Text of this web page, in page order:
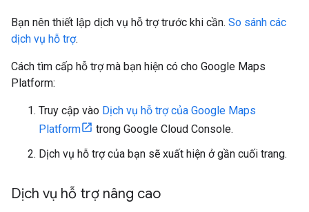
Bạn nên thiết lập dịch vụ hỗ trợ trước khi cần. So sánh các
dịch vụ hỗ trợ.
Cách tìm cấp hỗ trợ mà bạn hiện có cho Google Maps
Platform:
Truy cập vào Dịch vụ hỗ trợ của Google Maps
Platform
trong Google Cloud Console.
Dịch vụ hỗ trợ của bạn sẽ xuất hiện ở gần cuối trang.
Dịch vụ hỗ trợ nâng cao